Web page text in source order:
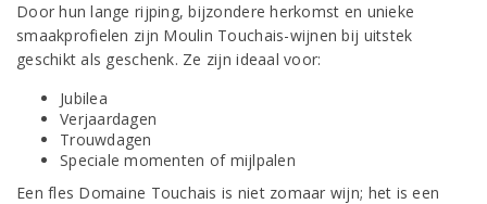
Door hun lange rijping, bijzondere herkomst en unieke
smaakprofielen zijn Moulin Touchais-wijnen bij uitstek
geschikt als geschenk. Ze zijn ideaal voor:
Jubilea
Verjaardagen
Trouwdagen
Speciale momenten of mijlpalen
Een fles Domaine Touchais is niet zomaar wijn; het is een